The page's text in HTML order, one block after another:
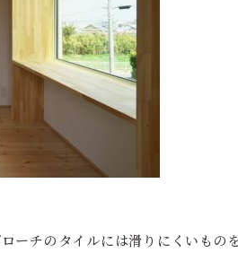
ーチのタイルには滑りにくいもの